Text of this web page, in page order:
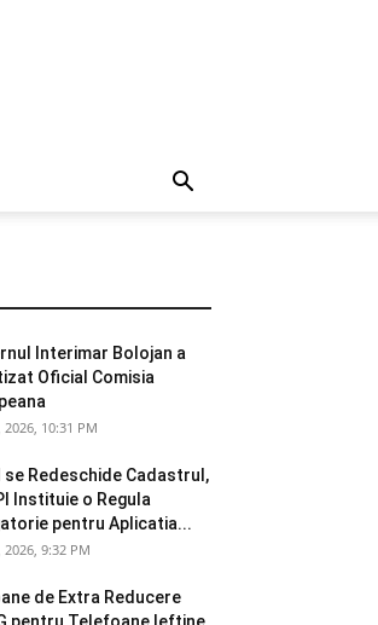
Interimar Bolojan a
Oficial Comisia
2026, 10:31 PM
se Redeschide Cadastrul,
Instituie o Regula
pentru Aplicatia...
2026, 9:32 PM
de Extra Reducere